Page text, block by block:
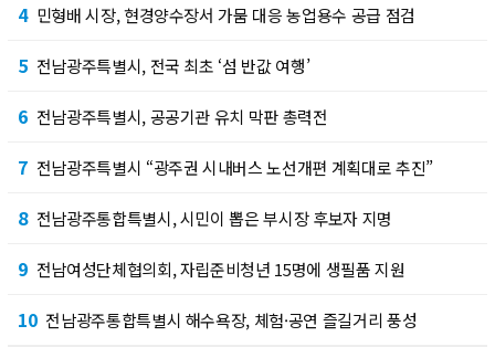
4 민형배 시장, 현경양수장서 가뭄 대응 농업용수 공급 점검
5 전남광주특별시, 전국 최초 ‘섬 반값 여행’
6 전남광주특별시, 공공기관 유치 막판 총력전
7 전남광주특별시 “광주권 시내버스 노선개편 계획대로 추진”
8 전남광주통합특별시, 시민이 뽑은 부시장 후보자 지명
9 전남여성단체협의회, 자립준비청년 15명에 생필품 지원
10 전남광주통합특별시 해수욕장, 체험·공연 즐길거리 풍성